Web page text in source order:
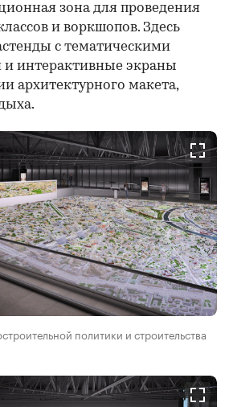
зона для проведения
и воркшопов. Здесь
с тематическими
и интерактивные экраны
архитектурного макета,
политики и строительства